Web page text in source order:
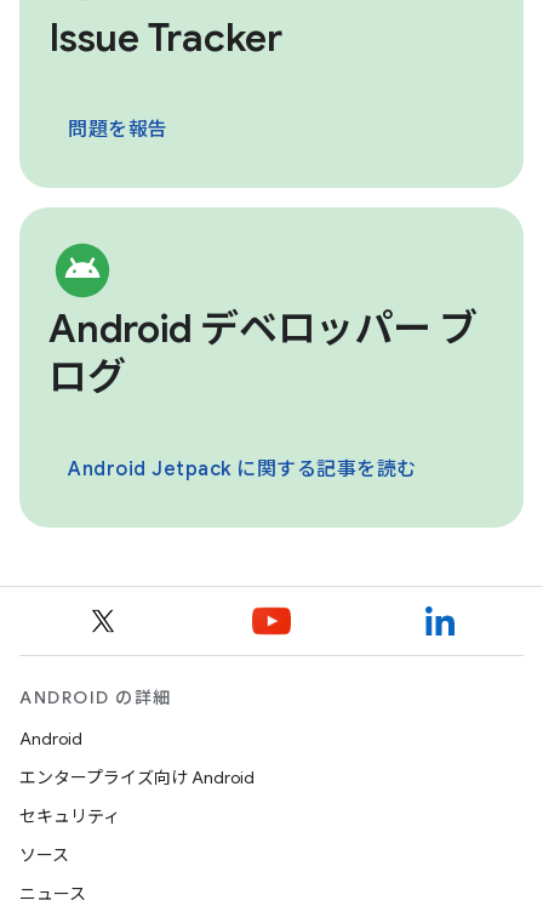
Issue Tracker
問題を報告
Android デベロッパー ブ
ログ
Android Jetpack に関する記事を読む
ANDROID の詳細
Android
エンタープライズ向け Android
セキュリティ
ソース
ニュース